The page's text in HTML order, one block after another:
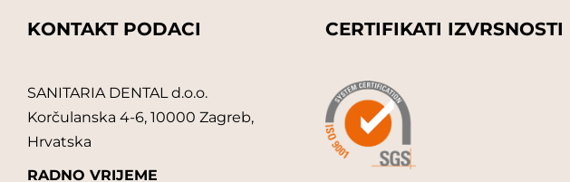
KONTAKT PODACI
SANITARIA DENTAL d.o.o.
Korčulanska 4-6, 10000 Zagreb,
Hrvatska
RADNO VRIJEME
CERTIFIKATI IZVRSNOSTI